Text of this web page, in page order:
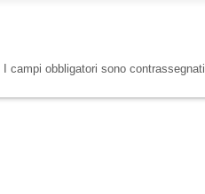
I campi obbligatori sono contrassegnati